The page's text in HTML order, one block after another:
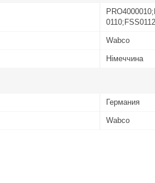
Wabco
Німеччина
Германия
Wabco